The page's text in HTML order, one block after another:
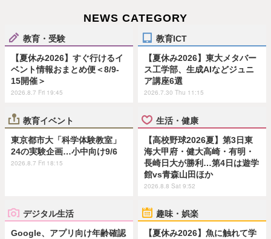
NEWS CATEGORY
教育・受験
【夏休み2026】すぐ行けるイ
ベント情報おまとめ便＜8/9-
15開催＞
2026.8.7 Fri 19:45
教育ICT
【夏休み2026】東大メタバー
ス工学部、生成AIなどジュニ
ア講座6選
2026.7.30 Thu 11:15
教育イベント
東京都市大「科学体験教室」
24の実験企画…小中向け9/6
2026.8.7 Fri 18:15
生活・健康
【高校野球2026夏】第3日東
海大甲府・健大高崎・有明・
長崎日大が勝利…第4日は遊学
館vs青森山田ほか
2026.8.8 Sat 9:52
デジタル生活
Google、アプリ向け年齢確認
趣味・娯楽
【夏休み2026】魚に触れて学